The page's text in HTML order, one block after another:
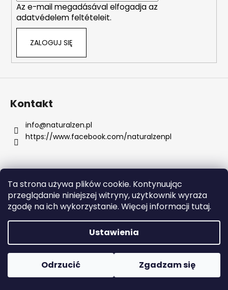
Ta strona używa plików cookie. Kontynuując
przeglądanie niniejszej witryny, użytkownik wyraża
zgodę na ich wykorzystanie. Więcej informacji tutaj.
Ustawienia
Odrzucić Zgadzam się
a
s
P
l
e
c
a
m
y
SERUM
WITAMINAMI
Az e-mail megadásával elfogadja az
adatvédelem feltételeit.
ZALOGUJ SIĘ
Kontakt
info@naturalzen.pl
https://www.facebook.com/naturalzenpl
Opracował Shoptet
Copyright 2026Naturalzen. Wszystkie prawa
zastrzeżone.
Edytuj ustawienia plików cookie